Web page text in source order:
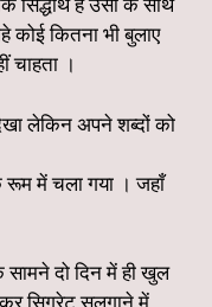
कोई कितना भी बुलाए
चाहता ।
लेकिन अपने शब्दों को
में चला गया । जहाँ
सामने दो दिन में ही खुल